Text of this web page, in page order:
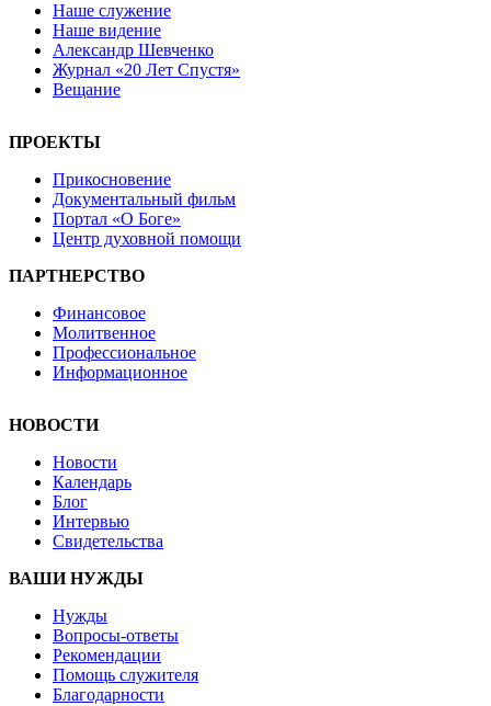
Наше служение
Наше видение
Александр Шевченко
Журнал «20 Лет Спустя»
Вещание
ПРОЕКТЫ
Прикосновение
Документальный фильм
Портал «О Боге»
Центр духовной помощи
ПАРТНЕРСТВО
Финансовое
Молитвенное
Профессиональное
Информационное
НОВОСТИ
Новости
Календарь
Блог
Интервью
Свидетельства
ВАШИ НУЖДЫ
Нужды
Вопросы-ответы
Рекомендации
Помощь служителя
Благодарности